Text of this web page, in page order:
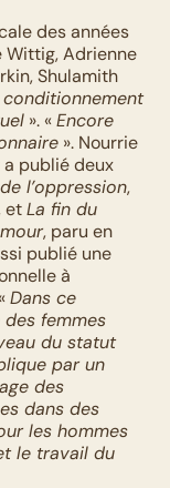
des années
Wittig, Adrienne
Shulamith
». « Encore
». Nourrie
a publié deux
l’oppression,
et La fin du
, paru en
publié une
à
Dans ce
femmes
du statut
par un
des
dans des
les hommes
le travail du